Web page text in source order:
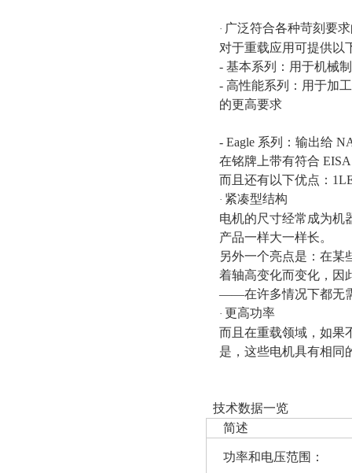
· 广泛符合各种苛刻要
对于重载应用可提供以
- 基本系列：用于机械
- 高性能系列：用于加
的更高要求
- Eagle 系列：输出给
在铭牌上带有符合
而且还有以下优点：
· 紧凑型结构
电机的尺寸经常成为机
产品一样大一样长。
另外一个亮点是：在某
着轴高变化而变化，因
——在许多情况下都无
· 更高功率
而且在重载领域，如果
是，这些电机具有相同
技术数据一览
简述
功率和电压范围：